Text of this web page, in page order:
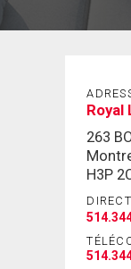
Royal
263
H3P
DIRECT